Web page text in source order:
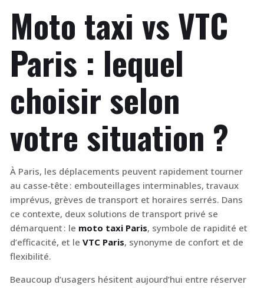
Moto taxi vs VTC
Paris : lequel
choisir selon
votre situation ?
À Paris, les déplacements peuvent rapidement tourner
au casse‑tête : embouteillages interminables, travaux
imprévus, grèves de transport et horaires serrés. Dans
ce contexte, deux solutions de transport privé se
démarquent : le moto taxi Paris, symbole de rapidité et
d’efficacité, et le VTC Paris, synonyme de confort et de
flexibilité.
Beaucoup d’usagers hésitent aujourd’hui entre réserver